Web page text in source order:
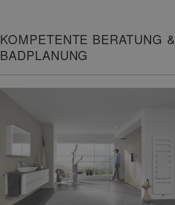
KOMPETENTE BERATUNG &
BADPLANUNG